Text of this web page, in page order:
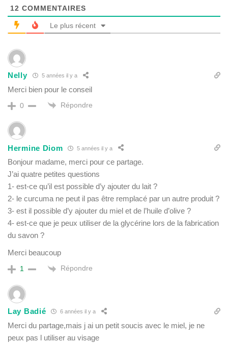
12 COMMENTAIRES
Le plus récent
Nelly 5 années il y a
Merci bien pour le conseil
0 Répondre
Hermine Diom 5 années il y a
Bonjour madame, merci pour ce partage.
J’ai quatre petites questions
1- est-ce qu’il est possible d’y ajouter du lait ?
2- le curcuma ne peut il pas être remplacé par un autre produit ?
3- est il possible d’y ajouter du miel et de l’huile d’olive ?
4- est-ce que je peux utiliser de la glycérine lors de la fabrication
du savon ?
Merci beaucoup
1 Répondre
Lay Badié 6 années il y a
Merci du partage,mais j ai un petit soucis avec le miel, je ne
peux pas l utiliser au visage